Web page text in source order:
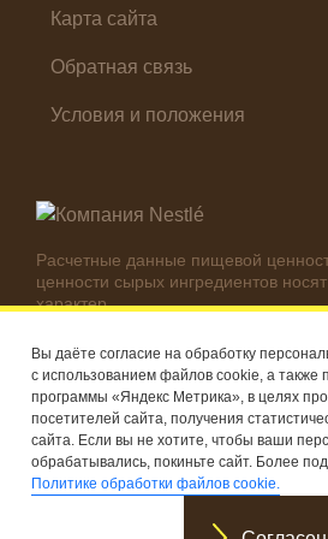
Карта сайта
Обратная связь
Условия и положения
Расчетные данные пищевой
ценности сырых ингредиентов
характер.
используемых ингредиентов.
© Компания Nestlé, 2026 г. Все права
®Владелец товарных знаков: Société
(Швейцария)
Вы даёте согласие на обработку
с использованием файлов cookie, а также
программы «Яндекс Метрика», в целях
посетителей сайта, получения
сайта. Если вы не хотите, чтобы ваши
обрабатывались, покиньте сайт. Более
Политике обработки файлов cookie.